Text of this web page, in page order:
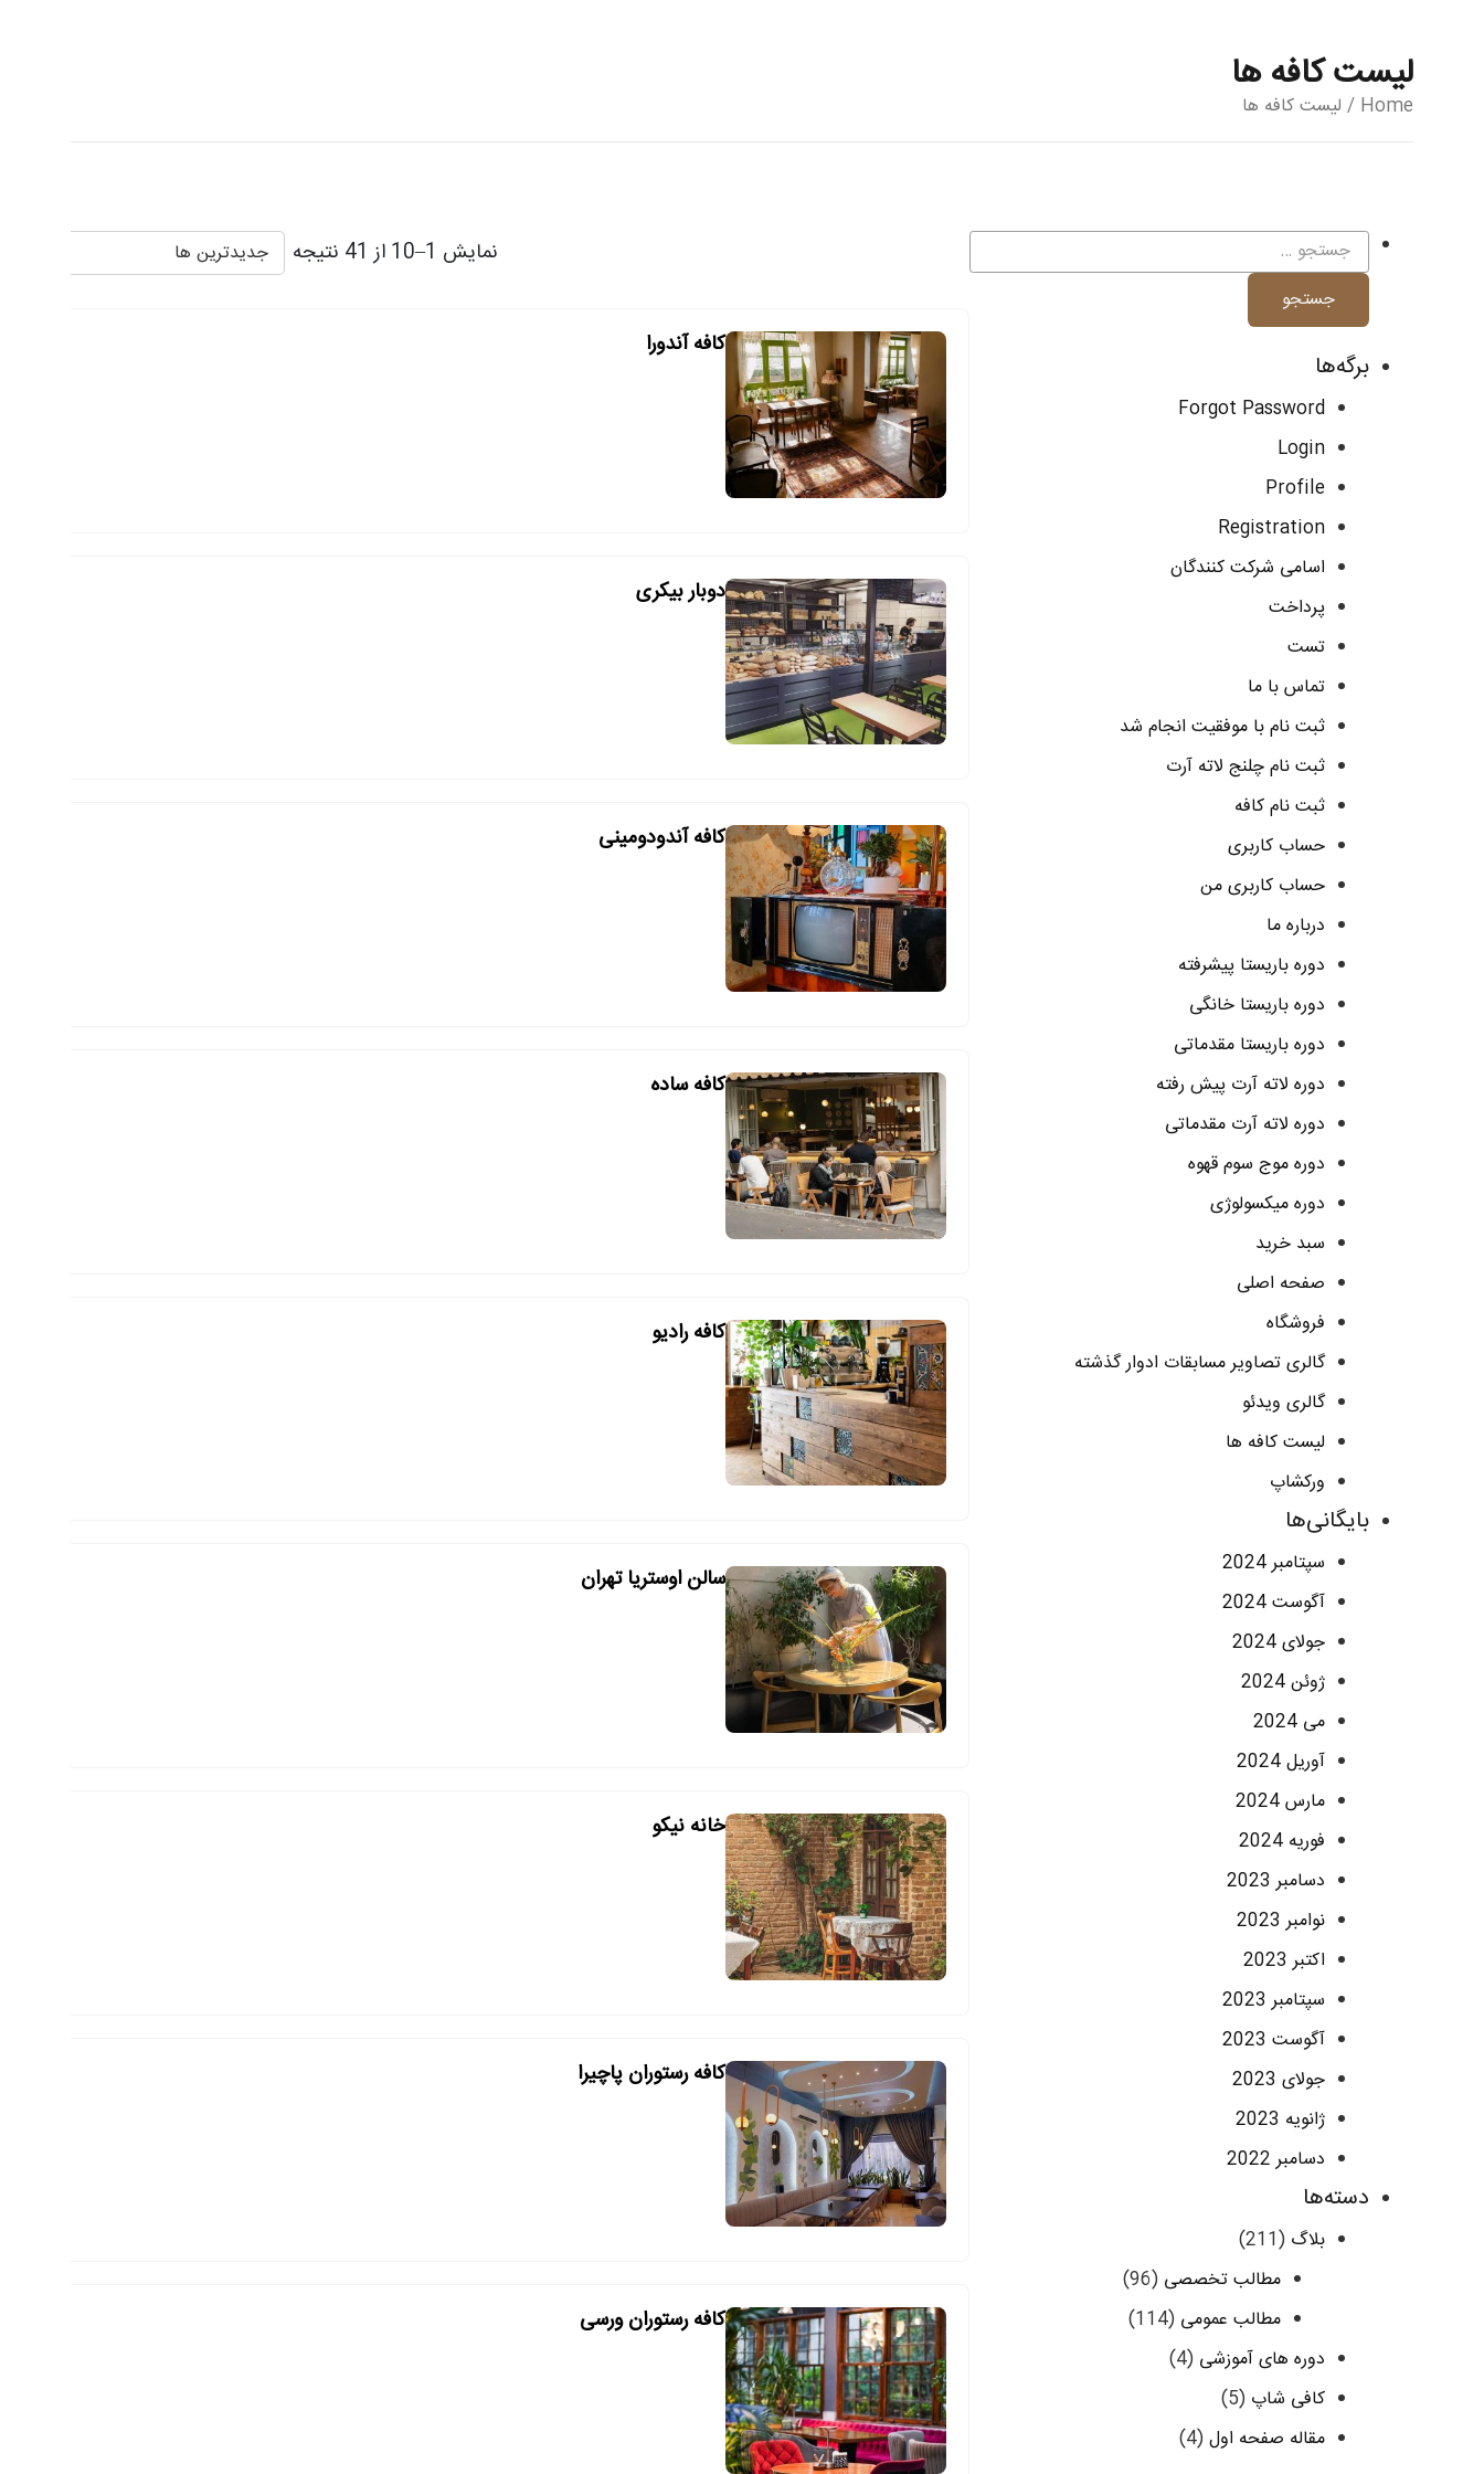
لیست کافه ها
Home / لیست کافه ها
نمایش 1–10 از 41 نتیجه
کافه آندورا
دوبار بیکری
کافه آندودومینی
کافه ساده
کافه رادیو
سالن اوستریا تهران
خانه نیکو
کافه رستوران پاچیرا
کافه رستوران ورسی
جستجو
برای:
برگه‌ها
Forgot Password
Login
Profile
Registration
اسامی شرکت کنندگان
پرداخت
تست
تماس با ما
ثبت نام با موفقیت انجام شد
ثبت نام چلنج لاته آرت
ثبت نام کافه
حساب کاربری
حساب کاربری من
درباره ما
دوره باریستا پیشرفته
دوره باریستا خانگی
دوره باریستا مقدماتی
دوره لاته آرت پیش رفته
دوره لاته آرت مقدماتی
دوره موج سوم قهوه
دوره میکسولوژی
سبد خرید
صفحه اصلی
فروشگاه
گالری تصاویر مسابقات ادوار گذشته
گالری ویدئو
لیست کافه ها
ورکشاپ
بایگانی‌ها
سپتامبر 2024
آگوست 2024
جولای 2024
ژوئن 2024
می 2024
آوریل 2024
مارس 2024
فوریه 2024
دسامبر 2023
نوامبر 2023
اکتبر 2023
سپتامبر 2023
آگوست 2023
جولای 2023
ژانویه 2023
دسامبر 2022
دسته‌ها
بلاگ (211)
مطالب تخصصی (96)
مطالب عمومی (114)
دوره های آموزشی (4)
کافی شاپ (5)
مقاله صفحه اول(4)